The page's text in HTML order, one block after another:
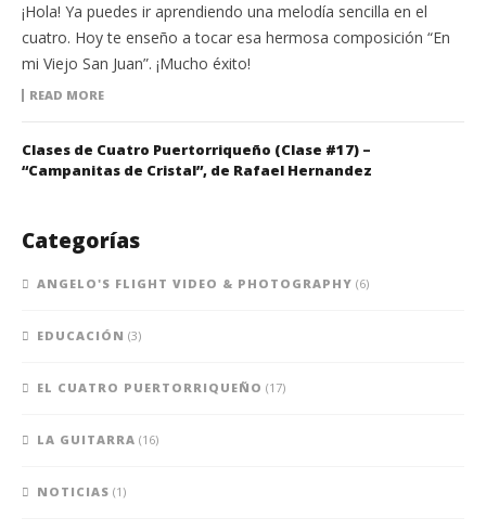
¡Hola! Ya puedes ir aprendiendo una melodía sencilla en el
cuatro. Hoy te enseño a tocar esa hermosa composición “En
mi Viejo San Juan”. ¡Mucho éxito!
READ MORE
Clases de Cuatro Puertorriqueño (Clase #17) –
“Campanitas de Cristal”, de Rafael Hernandez
Categorías
ANGELO'S FLIGHT VIDEO & PHOTOGRAPHY (6)
EDUCACIÓN (3)
EL CUATRO PUERTORRIQUEÑO (17)
LA GUITARRA (16)
NOTICIAS (1)